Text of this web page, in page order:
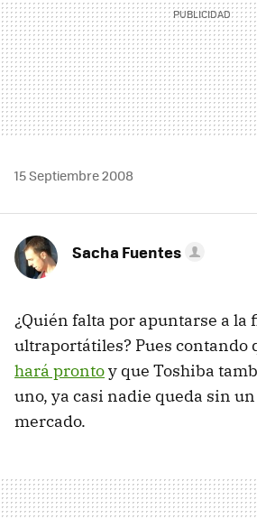
15 Septiembre 2008
Sacha Fuentes
¿Quién falta por apuntarse a la
ultraportátiles? Pues contando
hará prontoy que Toshiba
uno, ya casi nadie queda sin
mercado.